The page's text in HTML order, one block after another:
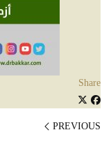
Share
PREVIOUS